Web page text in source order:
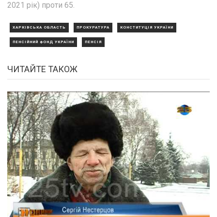
2021 рік) проти 65.
ХАРКІВСЬКА ОБЛАСТЬ ПРОКУРАТУРА КОНСТИТУЦІЯ УКРАЇНИ
ПЕНСІЙНИЙ ФОНД УКРАЇНИ ПЕНСІЯ
ЧИТАЙТЕ ТАКОЖ